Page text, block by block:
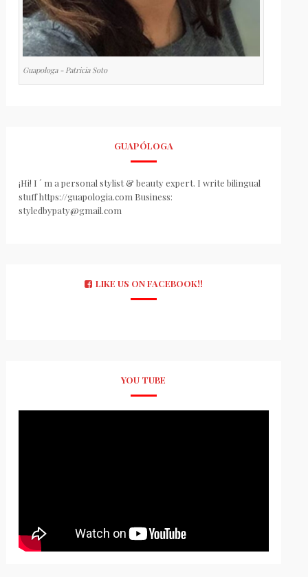
Guapologa - Patricia Soto
GUAPÓLOGA
¡Hi! I ´ m a personal stylist & beauty expert. I write bilingual
stuff https://guapologia.com Business:
styledbypaty@gmail.com
LIKE US ON FACEBOOK!!
YOU TUBE